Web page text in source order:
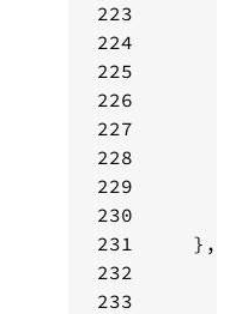
223
224
225
226
227
228
229
230
231
232
233